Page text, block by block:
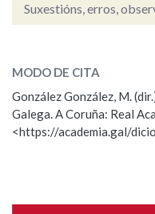
BUSCAR NO
Nas definicións
Suxestións, erros,
Observación
Nome
MODO DE CITA
González González, M.
Galega. A Coruña: Real
<https://academia.gal/